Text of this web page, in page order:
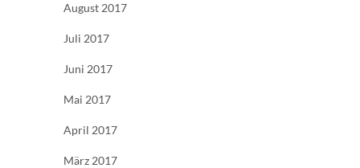
August 2017
Juli 2017
Juni 2017
Mai 2017
April 2017
März 2017